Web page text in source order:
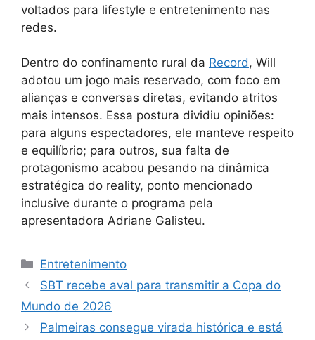
voltados para lifestyle e entretenimento nas
redes.
Dentro do confinamento rural da Record, Will
adotou um jogo mais reservado, com foco em
alianças e conversas diretas, evitando atritos
mais intensos. Essa postura dividiu opiniões:
para alguns espectadores, ele manteve respeito
e equilíbrio; para outros, sua falta de
protagonismo acabou pesando na dinâmica
estratégica do reality, ponto mencionado
inclusive durante o programa pela
apresentadora Adriane Galisteu.
Categorias
Entretenimento
SBT recebe aval para transmitir a Copa do
Mundo de 2026
Palmeiras consegue virada histórica e está